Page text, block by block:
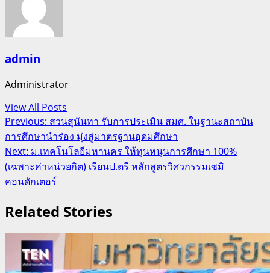
admin
Administrator
View All Posts
Post
navigation
Previous: สวนสุนันทา รับการประเมิน สมศ. ในฐานะสถาบัน
การศึกษานำร่อง มุ่งสู่มาตรฐานอุดมศึกษา
Next: ม.เทคโนโลยีมหานคร ให้ทุนหนุนการศึกษา 100%
(เฉพาะค่าหน่วยกิต) เรียนป.ตรี หลักสูตรวิศวกรรมเซมิ
คอนดักเตอร์
Related Stories